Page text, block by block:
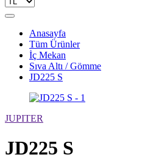
Anasayfa
Tüm Ürünler
İç Mekan
Sıva Altı / Gömme
JD225 S
JUPITER
JD225 S